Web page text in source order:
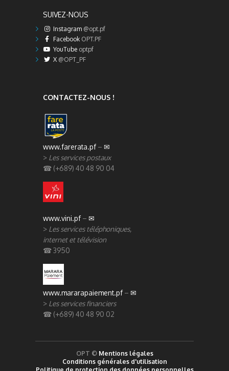
SUIVEZ-NOUS
Instagram @opt.pf
Facebook OPT.PF
YouTube optpf
X @OPT_PF
CONTACTEZ-NOUS !
www.farerata.pf– ✉
> Les services postaux
☎ (+689) 40 48 90 04
www.vini.pf– ✉
> Les services téléphoniques,
internet et télévision
☎ 3950
www.mararapaiement.pf– ✉
> Les services financiers
☎ (+689) 40 48 90 02
OPT © Mentions légales
Conditions générales d'utilisation